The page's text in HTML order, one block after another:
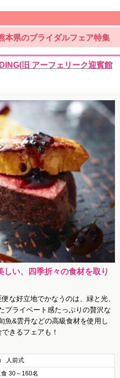
本県のブライダルフェア特集
旧 アーフェリーク迎賓館
い、四季折々の食材を取り
な好立地でかなうのは、緑と光、
プライベート感たっぷりの贅沢な
魚&雲丹などの高級食材を使用し
きるフェアも！
人前式
30～160名